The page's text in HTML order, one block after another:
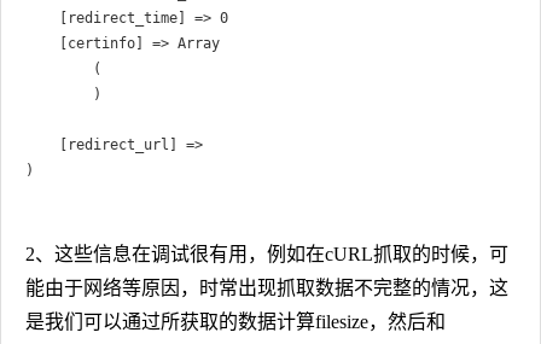
2、 这些信息在调试很有用，例如在cURL抓取的时候，可
能由于网络等原因，时常出现抓取数据不完整的情况，这
是我们可以通过所获取的数据计算filesize，然后和